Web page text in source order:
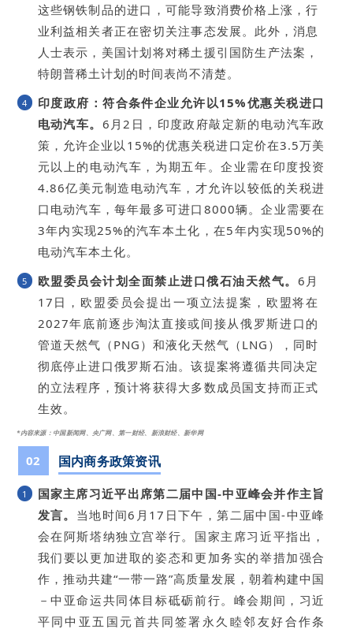
这些钢铁制品的进口，可能导致消费价格上涨，行
业利益相关者正在密切关注事态发展。此外，消息
人士表示，美国计划将对稀土援引国防生产法案，
特朗普稀土计划的时间表尚不清楚。
4
印度政府：符合条件企业允许以15%优惠关税进口
电动汽车。 6月2日，印度政府敲定新的电动汽车政
策，允许企业以15%的优惠关税进口定价在3.5万美
元以上的电动汽车，为期五年。企业需在印度投资
4.86亿美元制造电动汽车，才允许以较低的关税进
口电动汽车，每年最多可进口8000辆。企业需要在
3年内实现25%的汽车本土化，在5年内实现50%的
电动汽车本土化。
5 欧盟委员会计划全面禁止进口俄石油天然气。 6月
17日，欧盟委员会提出一项立法提案，欧盟将在
2027年底前逐步淘汰直接或间接从俄罗斯进口的
管道天然气（PNG）和液化天然气（LNG），同时
彻底停止进口俄罗斯石油。该提案将遵循共同决定
的立法程序，预计将获得大多数成员国支持而正式
生效。
*内容来源： 中国新闻网、央广网、第一财经、新浪财经、新华网
02 国内商务政策资讯
1
国家主席习近平出席第二届中国-中亚峰会并作主旨
发言。 当地时间6月17日下午，第二届中国-中亚峰
会在阿斯塔纳独立宫举行。国家主席习近平指出，
我们要以更加进取的姿态和更加务实的举措加强合
作，推动共建“一带一路”高质量发展，朝着构建中国
－中亚命运共同体目标砥砺前行。峰会期间，习近
平同中亚五国元首共同签署永久睦邻友好合作条